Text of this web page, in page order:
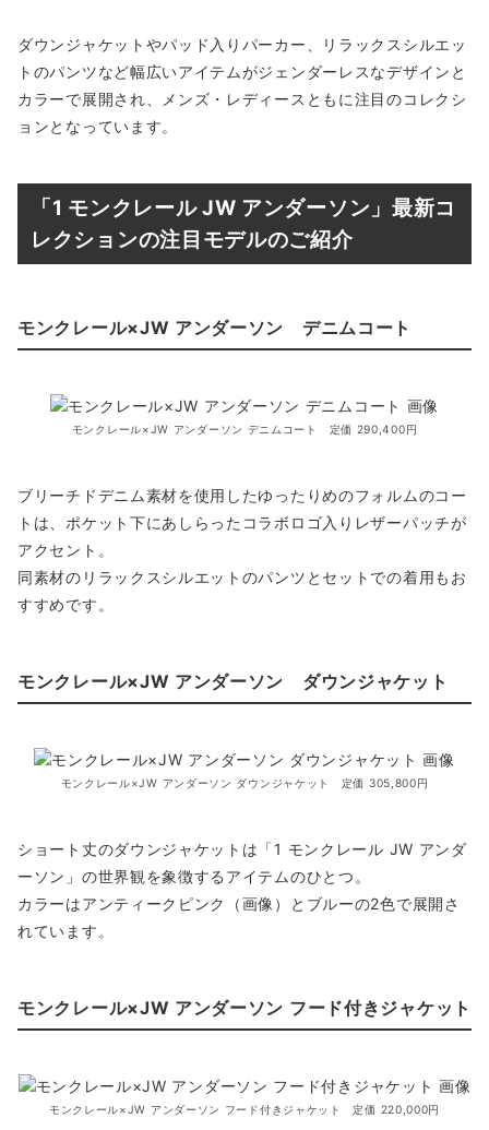
ダウンジャケットやパッド入りパーカー、リラックスシルエッ
トのパンツなど幅広いアイテムがジェンダーレスなデザインと
カラーで展開され、メンズ・レディースともに注目のコレクシ
ョンとなっています。
「1 モンクレール JW アンダーソン」最新コ
レクションの注目モデルのご紹介
モンクレール×JW アンダーソン デニムコート
モンクレール×JW アンダーソン デニムコート 定価 290,400円
ブリーチドデニム素材を使用したゆったりめのフォルムのコー
トは、ポケット下にあしらったコラボロゴ入りレザーパッチが
アクセント。
同素材のリラックスシルエットのパンツとセットでの着用もお
すすめです。
モンクレール×JW アンダーソン ダウンジャケット
モンクレール×JW アンダーソン ダウンジャケット 定価 305,800円
ショート丈のダウンジャケットは「1 モンクレール JW アンダ
ーソン」の世界観を象徴するアイテムのひとつ。
カラーはアンティークピンク（画像）とブルーの2色で展開さ
れています。
モンクレール×JW アンダーソン フード付きジャケット
モンクレール×JW アンダーソン フード付きジャケット 定価 220,000円